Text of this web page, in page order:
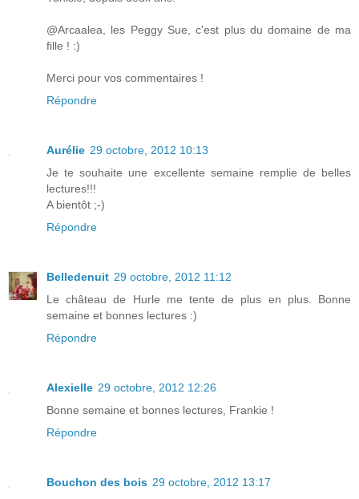
@Arcaalea, les Peggy Sue, c'est plus du domaine de ma
fille ! :)
Merci pour vos commentaires !
Répondre
Aurélie 29 octobre, 2012 10:13
Je te souhaite une excellente semaine remplie de belles
lectures!!!
A bientôt ;-)
Répondre
Belledenuit 29 octobre, 2012 11:12
Le château de Hurle me tente de plus en plus. Bonne
semaine et bonnes lectures :)
Répondre
Alexielle 29 octobre, 2012 12:26
Bonne semaine et bonnes lectures, Frankie !
Répondre
Bouchon des bois 29 octobre, 2012 13:17